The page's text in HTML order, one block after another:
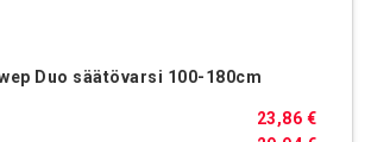
Duo säätövarsi 100-180cm
23,86 €